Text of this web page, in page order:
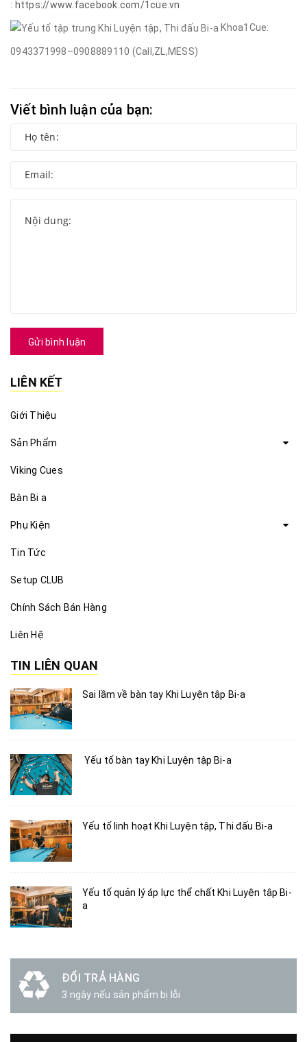
: https://www.facebook.com/1cue.vn
Khoa1Cue:
0943371998–0908889110 (Call,ZL,MESS)
Viết bình luận của bạn:
Gửi bình luận
LIÊN KẾT
Giới Thiệu
Sản Phẩm
Viking Cues
Bàn Bi a
Phụ Kiện
Tin Tức
Setup CLUB
Chính Sách Bán Hàng
Liên Hệ
TIN LIÊN QUAN
Sai lầm về bàn tay Khi Luyện tập Bi-a
Yếu tố bàn tay Khi Luyện tập Bi-a
Yếu tố linh hoạt Khi Luyện tập, Thi đấu Bi-a
Yếu tố quản lý áp lực thể chất Khi Luyện tập Bi-
a
ĐỔI TRẢ HÀNG
3 ngày nếu sản phẩm bị lỗi